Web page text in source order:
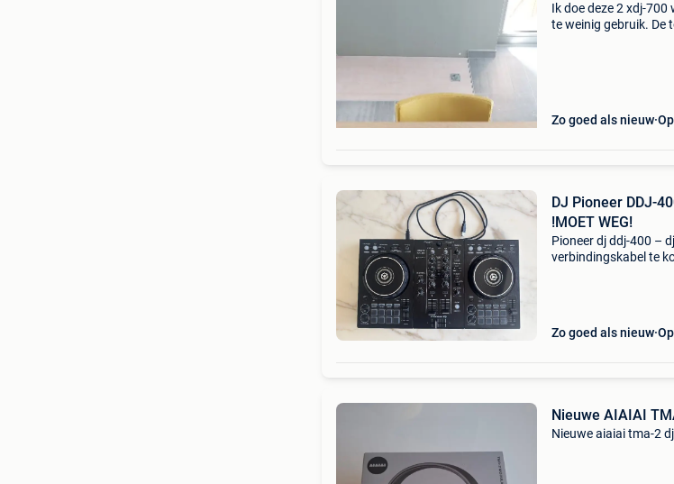
Ik doe deze 2 xdj-
te weinig gebruik. De
Zo goed als nieuw
DJ Pioneer DDJ-
!MOET WEG!
Pioneer dj ddj-400 –
verbindingskabel te
Zo goed als nieuw
Nieuwe AIAIAI
Nieuwe aiaiai tma-2